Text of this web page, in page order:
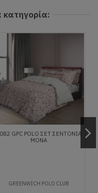
κατηγορία:
GPC POLO ΣΕΤ ΣΕΝΤΟΝΙΑ
ΜΟΝΑ
GREENWICH POLO CLUB